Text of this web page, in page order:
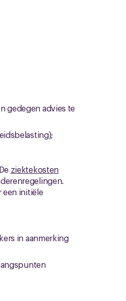
gedegen advies te
ziektekosten
een initiële
in aanmerking